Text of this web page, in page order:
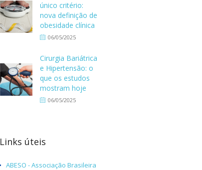
único critério:
nova definição de
obesidade clínica
06/05/2025
Cirurgia Bariátrica
e Hipertensão: o
que os estudos
mostram hoje
06/05/2025
Links úteis
ABESO - Associação Brasileira